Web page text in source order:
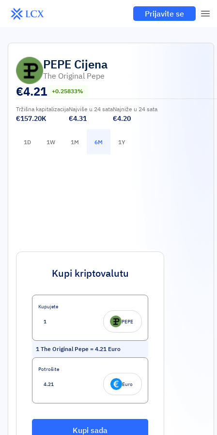
Prijavite se
PEPE Cijena
The Original Pepe
€4.21 +0.25833%
Tržišna kapitalizacija
€157.20K
Najviše u 24 sata
€4.31
Najniže u 24 sata
€4.20
1D 1W 1M 6M 1Y
Kupi kriptovalutu
Kupujete
PEPE
1 The Original Pepe = 4.21 Euro
Potrošite
Euro
Kupi sada